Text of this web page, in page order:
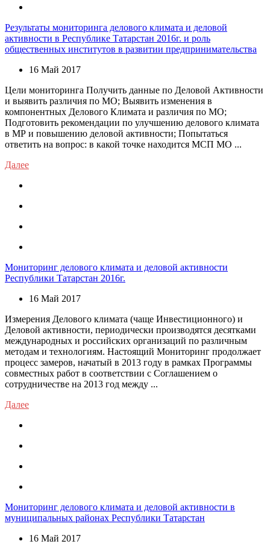
Результаты мониторинга делового климата и деловой
активности в Республике Татарстан 2016г. и роль
общественных институтов в развитии предпринимательства
16 Май 2017
Цели мониторинга Получить данные по Деловой Активности
и выявить различия по МО; Выявить изменения в
компонентных Делового Климата и различия по МО;
Подготовить рекомендации по улучшению делового климата
в МР и повышению деловой активности; Попытаться
ответить на вопрос: в какой точке находится МСП МО ...
Далее
Мониторинг делового климата и деловой активности
Республики Татарстан 2016г.
16 Май 2017
Измерения Делового климата (чаще Инвестиционного) и
Деловой активности, периодически производятся десятками
международных и российских организаций по различным
методам и технологиям. Настоящий Мониторинг продолжает
процесс замеров, начатый в 2013 году в рамках Программы
совместных работ в соответствии с Соглашением о
сотрудничестве на 2013 год между ...
Далее
Мониторинг делового климата и деловой активности в
муниципальных районах Республики Татарстан
16 Май 2017